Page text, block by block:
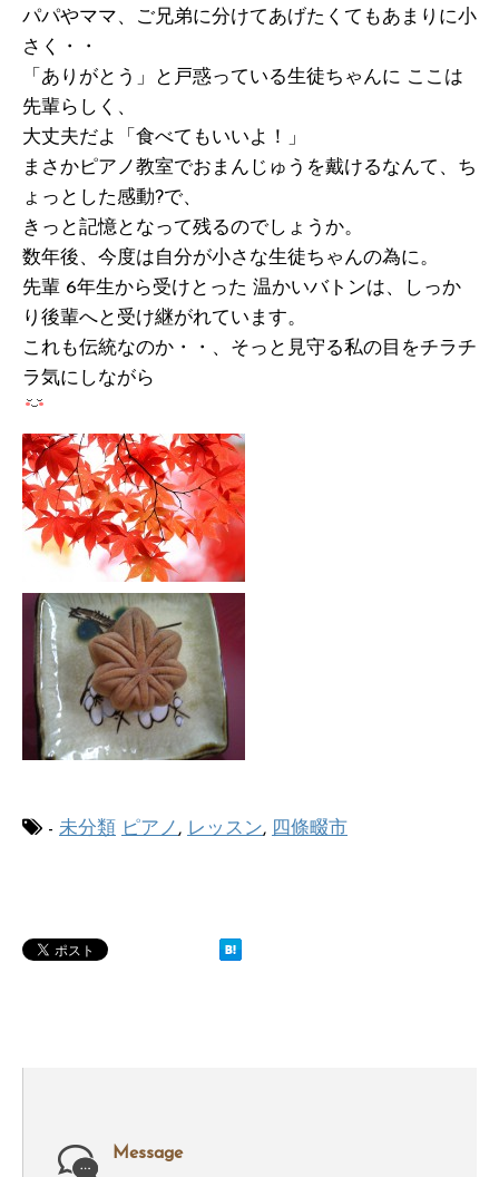
パパやママ、ご兄弟に分けてあげたくてもあまりに小
さく・・
「ありがとう」と戸惑っている生徒ちゃんに ここは
先輩らしく、
大丈夫だよ「食べてもいいよ！」
まさかピアノ教室でおまんじゅうを戴けるなんて、ち
ょっとした感動?で、
きっと記憶となって残るのでしょうか。
数年後、今度は自分が小さな生徒ちゃんの為に。
先輩 6年生から受けとった 温かいバトンは、しっか
り後輩へと受け継がれています。
これも伝統なのか・・、そっと見守る私の目をチラチ
ラ気にしながら
- 未分類 ピアノ , レッスン, 四條畷市
Message